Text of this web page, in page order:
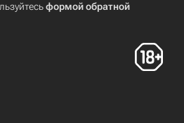
формой обратной